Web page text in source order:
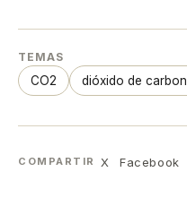
TEMAS
CO2 dióxido de
COMPARTIR X Facebook